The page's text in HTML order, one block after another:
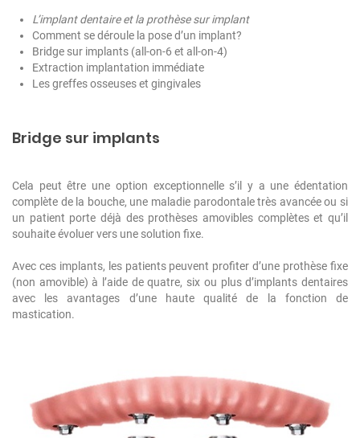
L’implant dentaire et la prothèse sur implant
Comment se déroule la pose d’un implant?
Bridge sur implants (all-on-6 et all-on-4)
Extraction implantation immédiate
Les greffes osseuses et gingivales
Bridge sur implants
Cela peut être une option exceptionnelle s’il y a une édentation
complète de la bouche, une maladie parodontale très avancée ou si
un patient porte déjà des prothèses amovibles complètes et qu’il
souhaite évoluer vers une solution fixe.
Avec ces implants, les patients peuvent profiter d’une prothèse fixe
(non amovible) à l’aide de quatre, six ou plus d’implants dentaires
avec les avantages d’une haute qualité de la fonction de
mastication.